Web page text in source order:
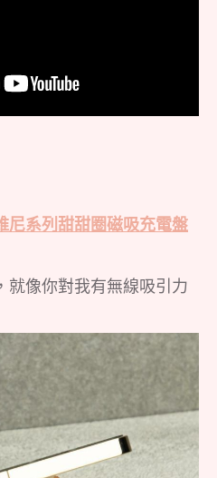
尼系列甜甜圈磁吸充電盤
就像你對我有無線吸引力